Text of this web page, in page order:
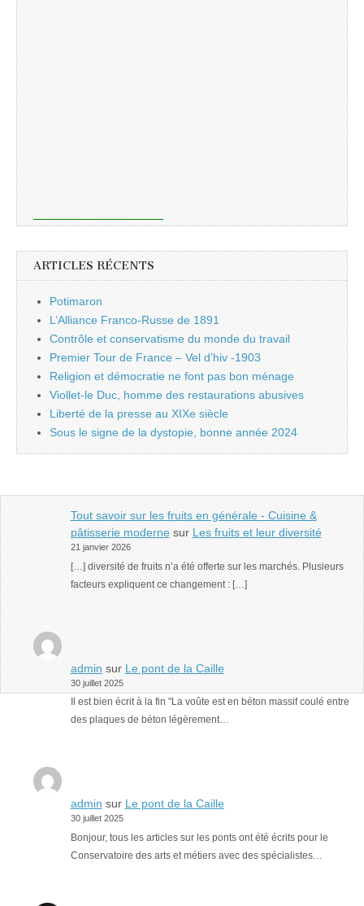
ARTICLES RÉCENTS
Potimaron
L’Alliance Franco-Russe de 1891
Contrôle et conservatisme du monde du travail
Premier Tour de France – Vel d’hiv -1903
Religion et démocratie ne font pas bon ménage
Viollet-le Duc, homme des restaurations abusives
Liberté de la presse au XIXe siècle
Sous le signe de la dystopie, bonne année 2024
Tout savoir sur les fruits en générale - Cuisine &
pâtisserie modernesur Les fruits et leur diversité
21 janvier 2026
[…] diversité de fruits n’a été offerte sur les marchés. Plusieurs
facteurs expliquent ce changement : […]
admin sur Le pont de la Caille
30 juillet 2025
Il est bien écrit à la fin "La voûte est en béton massif coulé entre
des plaques de béton légèrement…
admin sur Le pont de la Caille
30 juillet 2025
Bonjour, tous les articles sur les ponts ont été écrits pour le
Conservatoire des arts et métiers avec des spécialistes…